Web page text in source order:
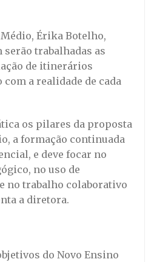
Érika Botelho,
serão trabalhadas as
de itinerários
a realidade de cada
os pilares da proposta
a formação continuada
e deve focar no
no uso de
no trabalho colaborativo
a diretora.
do Novo Ensino